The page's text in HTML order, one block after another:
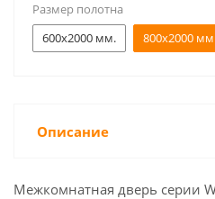
Размер полотна
600x2000 мм.
800x2000
Описание
Межкомнатная дверь серии